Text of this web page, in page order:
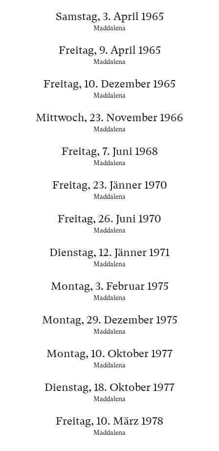
Samstag, 3. April 1965
Maddalena
Freitag, 9. April 1965
Maddalena
Freitag, 10. Dezember 1965
Maddalena
Mittwoch, 23. November 1966
Maddalena
Freitag, 7. Juni 1968
Maddalena
Freitag, 23. Jänner 1970
Maddalena
Freitag, 26. Juni 1970
Maddalena
Dienstag, 12. Jänner 1971
Maddalena
Montag, 3. Februar 1975
Maddalena
Montag, 29. Dezember 1975
Maddalena
Montag, 10. Oktober 1977
Maddalena
Dienstag, 18. Oktober 1977
Maddalena
Freitag, 10. März 1978
Maddalena